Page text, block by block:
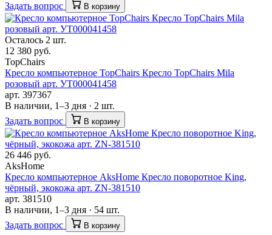
Задать вопрос
В корзину
Осталось 2 шт.
12 380 руб.
TopChairs
Кресло компьютерное TopChairs Кресло TopChairs Mila
розовый арт. УТ000041458
арт. 397367
В наличии, 1–3 дня · 2 шт.
Задать вопрос
В корзину
26 446 руб.
AksHome
Кресло компьютерное AksHome Кресло поворотное King,
чёрный, экокожа арт. ZN-381510
арт. 381510
В наличии, 1–3 дня · 54 шт.
Задать вопрос
В корзину